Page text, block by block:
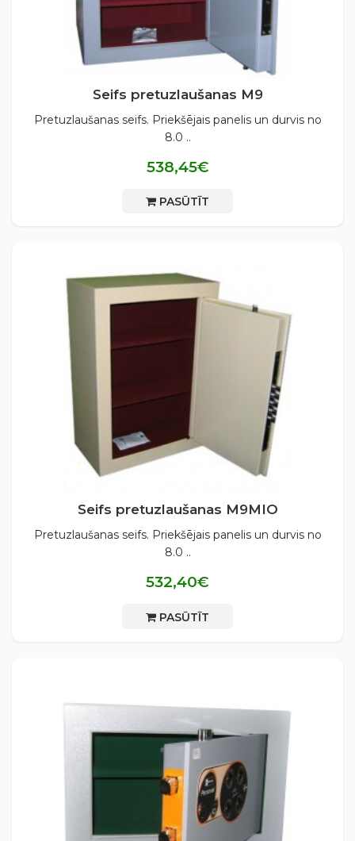
Seifs pretuzlaušanas М9
Pretuzlaušanas seifs. Priekšējais panelis un durvis no
8.0 ..
538,45€
PASŪTĪT
Seifs pretuzlaušanas М9MIO
Pretuzlaušanas seifs. Priekšējais panelis un durvis no
8.0 ..
532,40€
PASŪTĪT